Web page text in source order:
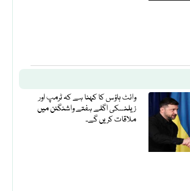
وائٹ ہاؤس کا کہنا ہے کہ ٹرمپ اور
زیلنسکی اگلے ہفتے واشنگٹن میں
ملاقات کریں گے۔